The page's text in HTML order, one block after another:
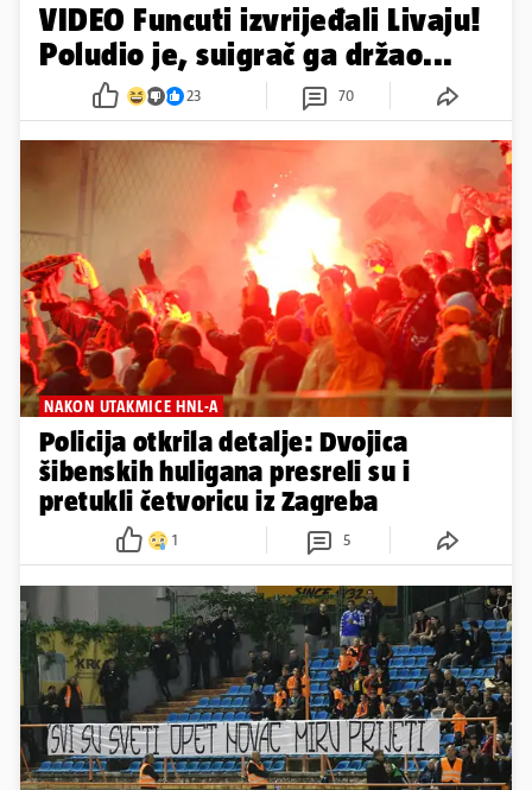
VIDEO Funcuti izvrijeđali Livaju!
Poludio je, suigrač ga držao...
23 70
NAKON UTAKMICE HNL-A
Policija otkrila detalje: Dvojica
šibenskih huligana presreli su i
pretukli četvoricu iz Zagreba
1 5